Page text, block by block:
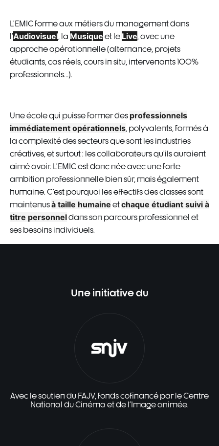
L’EMIC forme aux métiers du management dans
l’Audiovisuel , la Musique et le Live , avec une
approche opérationnelle (alternance, projets
étudiants, cas réels, cours in situ, intervenants 100%
professionnels…).
Une école qui puisse former des professionnels
immédiatement opérationnels , polyvalents, formés à
la complexité des secteurs que sont les industries
créatives, et surtout : les collaborateurs qu’ils auraient
aimé avoir. L’EMIC est donc née avec une forte
ambition professionnelle bien sûr, mais également
humaine. C’est pourquoi les effectifs des classes sont
maintenusà taille humaine etchaque étudiant suivi à
titre personneldans son parcours professionnel et
ses besoins individuels.
Une initiative du
Avec le soutien du FAJV, fonds cofinancé par le Centre
National du Cinéma et de l'Image animée.